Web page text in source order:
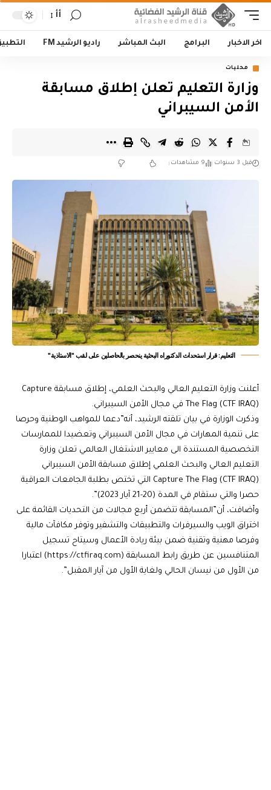
أأ
اخر الاخبار البرامج البث المباشر راديو الرشيد FM
محليات
وزارة التعليم تعلن إطلاق مسابقة
الأمن السيبراني
قبل 3 سنوات 9 مشاهدات
التعليم: قرار استحداث الدكتوراه البحثية ينحصر بالحاصلين على لقب "الاستاذية"
أعلنت وزارة التعليم العالي والبحث العلمي، إطلاق مسابقة Capture
The Flag (CTF IRAQ) في مجال الأمن السيبراني.
وذكرت الوزارة في بيان تلقته الرشيد، أنه”دعما للمواهب الوطنية وحرصا
على تنمية المهارات في مجال الأمن السيبراني وتعضيدا للممارسات
التخصصية المستندة الى معايير الاشتغال العالمي تعلن وزارة
التعليم العالي والبحث العلمي إطلاق مسابقة الأمن السيبراني
Capture The Flag (CTF IRAQ) التي تختص بطلبة الجامعات العراقية
حصرا والتي ستقام في المدة (20-21 آيار 2023)”.
وأضافت، أن”المسابقة تتضمن أربع مجالات من التحديات القائمة على
اختراق الويب والسيرفرات والتطبيقات والتشفير وتوفر مكافآت مالية
وفرصا مهنية وتقنية ضمن بيئة ريادة الأعمال وسيتاح تسجيل
المتنافسين عن طريق رابط المسابقة (https://ctfiraq.com) اعتبارا
من الأول من نيسان الحالي ولغاية الأول من آيار المقبل”.